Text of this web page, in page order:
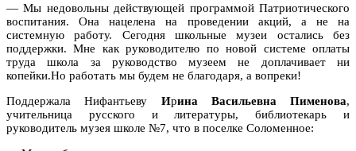
— Мы недовольны действующей программой Патриотического
воспитания. Она нацелена на проведении акций, а не на
системную работу. Сегодня школьные музеи остались без
поддержки. Мне как руководителю по новой системе оплаты
труда школа за руководство музеем не доплачивает ни
копейки.Но работать мы будем не благодаря, а вопреки!
Поддержала Нифантьеву Ирина Васильевна Пименова,
учительница русского и литературы, библиотекарь и
руководитель музея школе №7, что в поселке Соломенное: